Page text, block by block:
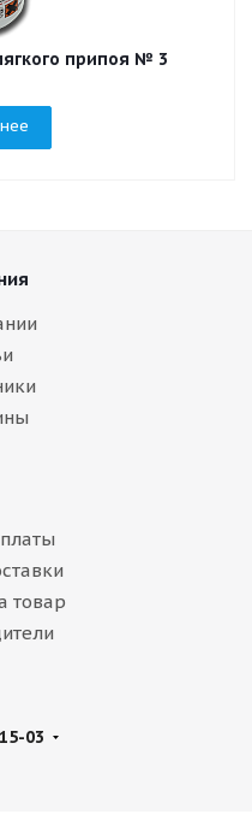
припоя № 3
товар
03